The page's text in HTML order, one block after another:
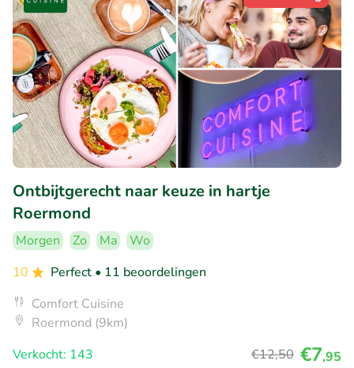
Ontbijtgerecht naar keuze in hartje
Roermond
Morgen Zo Ma
Wo
10
Perfect • 11 beoordelingen
Comfort Cuisine
Roermond (9km)
Verkocht: 143
€12,50 €7,95